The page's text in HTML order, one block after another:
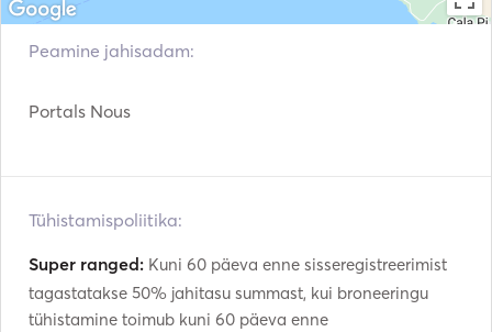
Fuel: Diesel.
Peamine jahisadam:
Portals Nous
Tühistamispoliitika:
Super ranged: Kuni 60 päeva enne sisseregistreerimist
tagastatakse 50% jahitasu summast, kui broneeringu
tühistamine toimub kuni 60 päeva enne